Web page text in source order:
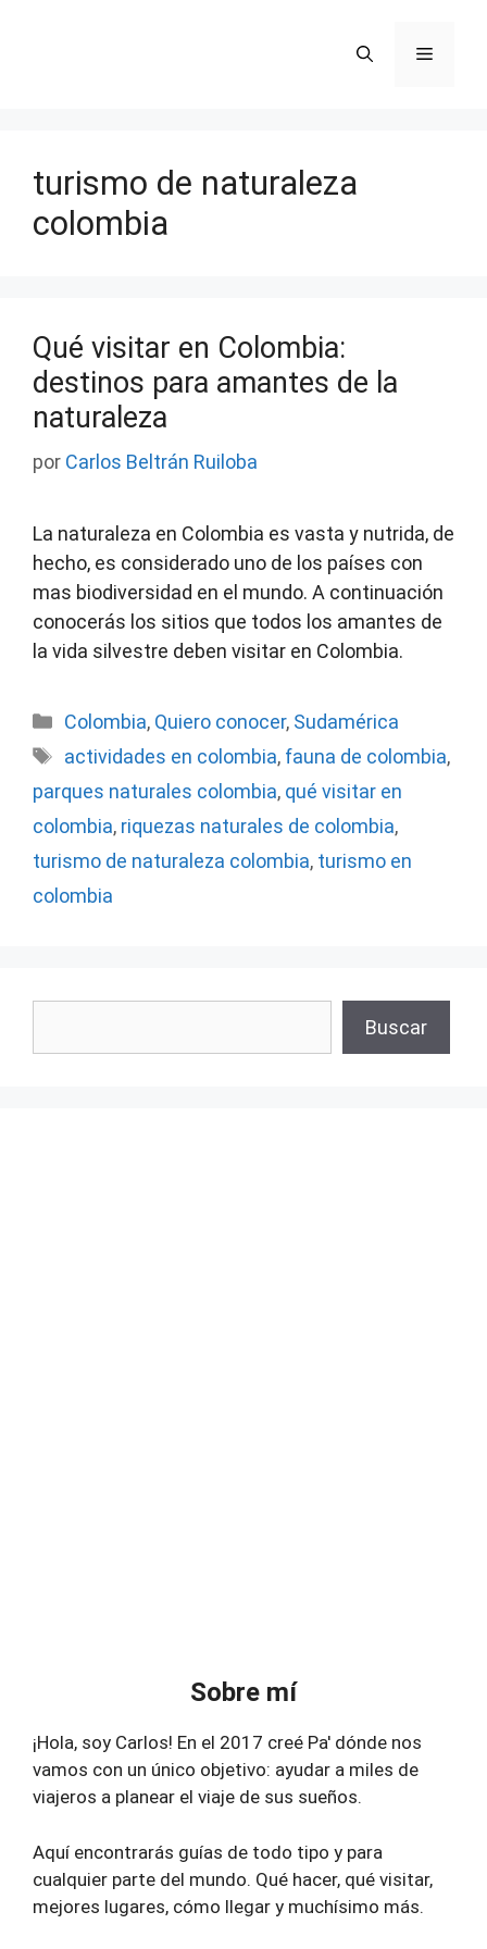
Menú
turismo de naturaleza
colombia
Qué visitar en Colombia:
destinos para amantes de la
naturaleza
por Carlos Beltrán Ruiloba
La naturaleza en Colombia es vasta y nutrida, de
hecho, es considerado uno de los países con
mas biodiversidad en el mundo. A continuación
conocerás los sitios que todos los amantes de
la vida silvestre deben visitar en Colombia.
Categorías
Colombia, Quiero conocer, Sudamérica
Etiquetas
actividades en colombia, fauna de colombia,
parques naturales colombia, qué visitar en
colombia, riquezas naturales de colombia,
turismo de naturaleza colombia, turismo en
colombia
Buscar
Sobre mí
¡Hola, soy Carlos! En el 2017 creé Pa' dónde nos
vamos con un único objetivo: ayudar a miles de
viajeros a planear el viaje de sus sueños.
Aquí encontrarás guías de todo tipo y para
cualquier parte del mundo. Qué hacer, qué visitar,
mejores lugares, cómo llegar y muchísimo más.